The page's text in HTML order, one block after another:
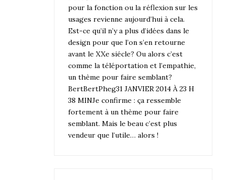
pour la fonction ou la réflexion sur les
usages revienne aujourd’hui à cela.
Est-ce qu’il n’y a plus d’idées dans le
design pour que l’on s’en retourne
avant le XXe siécle? Ou alors c’est
comme la téléportation et l’empathie,
un thème pour faire semblant?
BertBertPheg31 JANVIER 2014 À 23 H
38 MINJe confirme : ça ressemble
fortement à un thème pour faire
semblant. Mais le beau c’est plus
vendeur que l’utile… alors !